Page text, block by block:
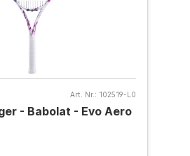
Art. Nr.: 102519-L0
- Babolat - Evo Aero